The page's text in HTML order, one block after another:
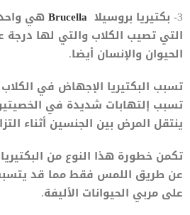
3- بكتيريا بروسيلا
Brucellaهي
التي تصيب الكلاب والتي لها
الحيوان والإنسان أيضا.
تسبب البكتيريا الإجهاض في الكلاب
تسبب إلتهابات شديدة في
ينتقل المرض بين الجنسين أثناء
تكمن خطورة هذا النوع من
عن طريق اللمس فقط مما قد
على مربي الحيوانات الأليفة.